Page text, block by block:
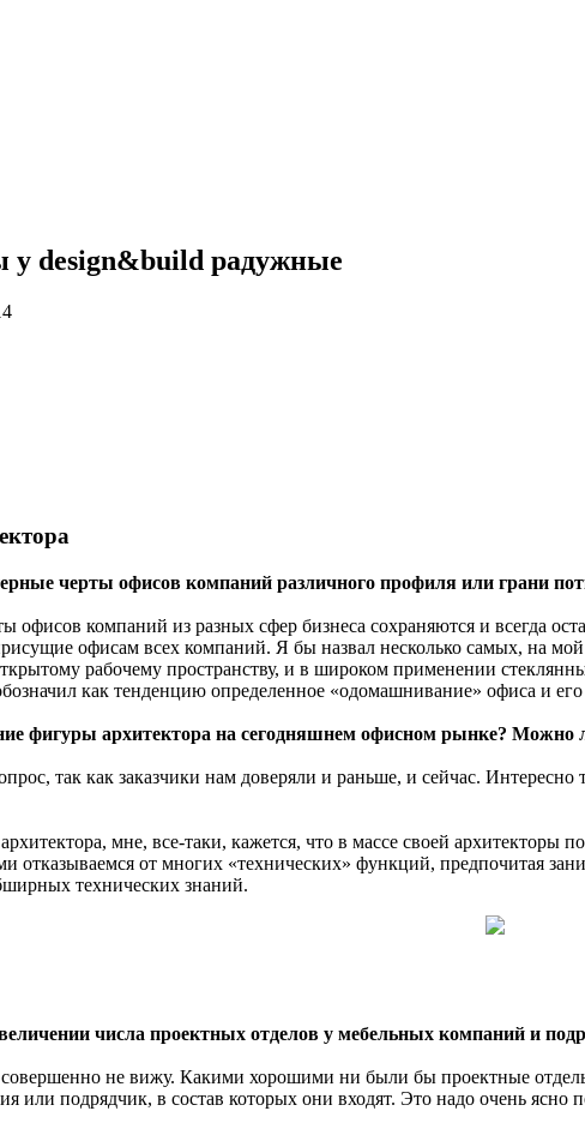
у design&build радужные
черты офисов компаний различного профиля или грани
офисов компаний из разных сфер бизнеса сохраняются и всегда
офисам всех компаний. Я бы назвал несколько самых, на
рабочему пространству, и в широком применении
как тенденцию определенное «одомашнивание» офиса и
фигуры архитектора на сегодняшнем офисном рынке? Можно
так как заказчики нам доверяли и раньше, и сейчас.
мне, все-таки, кажется, что в массе своей
отказываемся от многих «технических» функций, предпочитая
технических знаний.
числа проектных отделов у мебельных компаний и
не вижу. Какими хорошими ни были бы проектные
или подрядчик, в состав которых они входят. Это надо очень ясно